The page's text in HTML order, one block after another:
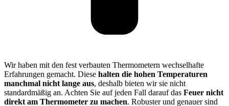
Wir haben mit den fest verbauten Thermometern wechselhafte
Erfahrungen gemacht. Diese halten die hohen Temperaturen
manchmal nicht lange aus, deshalb bieten wir sie nicht
standardmäßig an. Achten Sie auf jeden Fall darauf das Feuer nicht
direkt am Thermometer zu machen. Robuster und genauer sind